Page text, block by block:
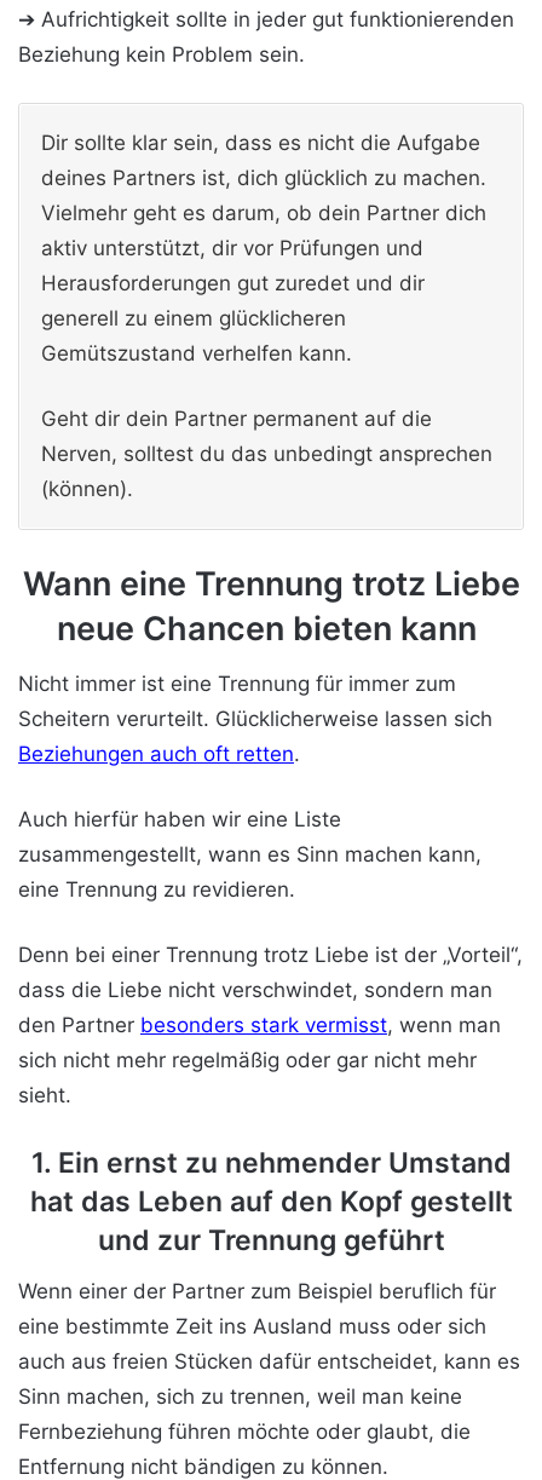
➔ Aufrichtigkeit sollte in jeder gut funktionierenden
Beziehung kein Problem sein.
Dir sollte klar sein, dass es nicht die Aufgabe
deines Partners ist, dich glücklich zu machen.
Vielmehr geht es darum, ob dein Partner dich
aktiv unterstützt, dir vor Prüfungen und
Herausforderungen gut zuredet und dir
generell zu einem glücklicheren
Gemütszustand verhelfen kann.
Geht dir dein Partner permanent auf die
Nerven, solltest du das unbedingt ansprechen
(können).
Wann eine Trennung trotz Liebe
neue Chancen bieten kann
Nicht immer ist eine Trennung für immer zum
Scheitern verurteilt. Glücklicherweise lassen sich
Beziehungen auch oft retten.
Auch hierfür haben wir eine Liste
zusammengestellt, wann es Sinn machen kann,
eine Trennung zu revidieren.
Denn bei einer Trennung trotz Liebe ist der „Vorteil“,
dass die Liebe nicht verschwindet, sondern man
den Partner besonders stark vermisst, wenn man
sich nicht mehr regelmäßig oder gar nicht mehr
sieht.
1. Ein ernst zu nehmender Umstand
hat das Leben auf den Kopf gestellt
und zur Trennung geführt
Wenn einer der Partner zum Beispiel beruflich für
eine bestimmte Zeit ins Ausland muss oder sich
auch aus freien Stücken dafür entscheidet, kann es
Sinn machen, sich zu trennen, weil man keine
Fernbeziehung führen möchte oder glaubt, die
Entfernung nicht bändigen zu können.